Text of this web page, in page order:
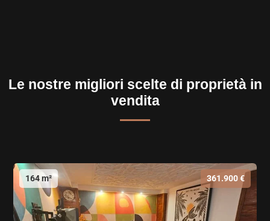
Le nostre migliori scelte di proprietà in
vendita
164 m² 361.900 €